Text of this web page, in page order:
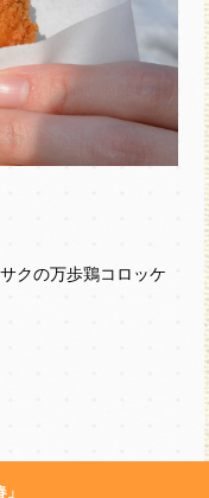
クの万歩鶏コロッケ